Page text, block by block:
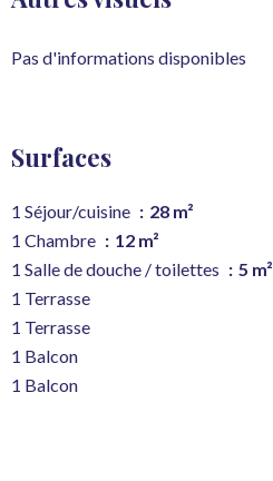
Pas d'informations disponibles
Surfaces
1 Séjour/cuisine
28 m²
1 Chambre
12 m²
1 Salle de douche / toilettes
5 m²
1 Terrasse
1 Terrasse
1 Balcon
1 Balcon